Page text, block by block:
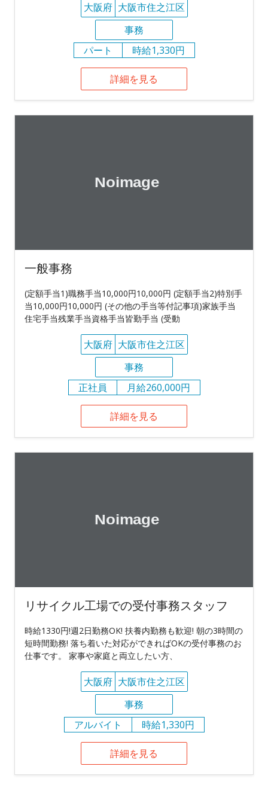
大阪府 大阪市住之江区
事務
パート
時給1,330円
詳細を見る
一般事務
(定額手当1)職務手当10,000円10,000円 (定額手当2)特別手
当10,000円10,000円 (その他の手当等付記事項)家族手当
住宅手当残業手当資格手当皆勤手当 (受動
大阪府 大阪市住之江区
事務
正社員
月給260,000円
詳細を見る
リサイクル工場での受付事務スタッフ
時給1330円!週2日勤務OK! 扶養内勤務も歓迎! 朝の3時間の
短時間勤務! 落ち着いた対応ができればOKの受付事務のお
仕事です。 家事や家庭と両立したい方、
大阪府 大阪市住之江区
事務
アルバイト
時給1,330円
詳細を見る